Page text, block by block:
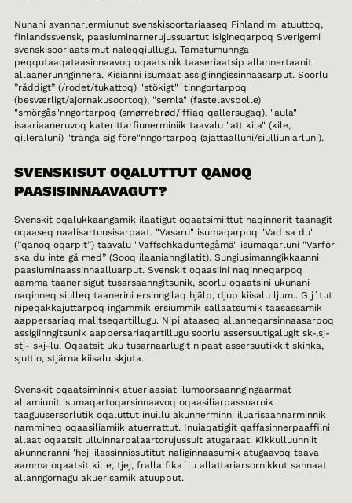
Nunani avannarlermiunut svenskisoortariaaseq Finlandimi atuuttoq,
finlandssvensk, paasiuminarnerujussuartut isigineqarpoq Sverigemi
svenskisooriaatsimut naleqqiullugu. Tamatumunnga
peqqutaaqataasinnaavoq oqaatsinik taaseriaatsip allannertaanit
allaanerunnginnera. Kisianni isumaat assigiinngissinnaasarput. Soorlu
”råddigt” (/rodet/tukattoq) "stökigt"´tinngortarpoq
(besværligt/ajornakusoortoq), "semla" (fastelavsbolle)
"smörgås"nngortarpoq (smørrebrød/iffiaq qallersugaq), "aula"
isaariaaneruvoq katerittarfiunerminiik taavalu "att kila" (kile,
qilleraluni) "tränga sig före"nngortarpoq (ajattaalluni/siulliuniarluni).
SVENSKISUT OQALUTTUT QANOQ
PAASISINNAAVAGUT?
Svenskit oqalukkaangamik ilaatigut oqaatsimiittut naqinnerit taanagit
oqaaseq naalisartuusisarpaat. "Vasaru" isumaqarpoq "Vad sa du"
(”qanoq oqarpit”) taavalu "Vaffschkaduntegåmä" isumaqarluni "Varför
ska du inte gå med” (Sooq ilaanianngilatit). Sungiusimanngikkaanni
paasiuminaassinnaalluarput. Svenskit oqaasiini naqinneqarpoq
aamma taanerisigut tusarsaanngitsunik, soorlu oqaatsini ukunani
naqinneq siulleq taanerini ersinngilaq hjälp, djup kiisalu ljum.. G j´tut
nipeqakkajuttarpoq ingammik ersiummik sallaatsumik taasassamik
aappersariaq malitseqartillugu. Nipi ataaseq allanneqarsinnaasarpoq
assigiinngitsunik aappersariaqartillugu soorlu assersuutigalugit sk-,sj-
stj- skj-lu. Oqaatsit uku tusarnaarlugit nipaat assersuutikkit skinka,
sjuttio, stjärna kiisalu skjuta.
Svenskit oqaatsiminnik atueriaasiat ilumoorsaanngingaarmat
allamiunit isumaqartoqarsinnaavoq oqaasiliarpassuarnik
taaguusersorlutik oqaluttut inuillu akunnerminni iluarisaannarminnik
nammineq oqaasiliamiik atuerrattut. Inuiaqatigiit qaffasinnerpaaffiini
allaat oqaatsit ulluinnarpalaartorujussuit atugaraat. Kikkulluunniit
akunneranni 'hej' ilassinnissutitut naliginnaasumik atugaavoq taava
aamma oqaatsit kille, tjej, fralla fika´lu allattariarsornikkut sannaat
allanngornagu akuerisamik atuupput.